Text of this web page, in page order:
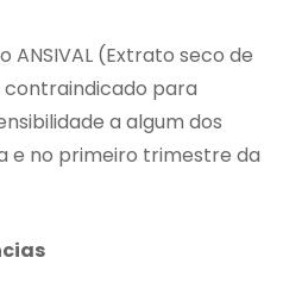
(Extrato seco de
contraindicado para
a algum dos
e no primeiro trimestre da